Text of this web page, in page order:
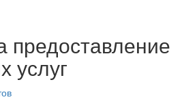
предоставление
услуг